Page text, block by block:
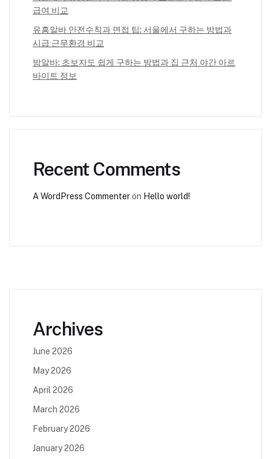
급여 비교
유흥알바 안전수칙과 면접 팁: 서울에서 구하는 방법과
시급·근무환경 비교
밤알바: 초보자도 쉽게 구하는 방법과 집 근처 야간 아르
바이트 정보
Recent Comments
A WordPress Commenteron Hello world!
Archives
June 2026
May 2026
April 2026
March 2026
February 2026
January 2026